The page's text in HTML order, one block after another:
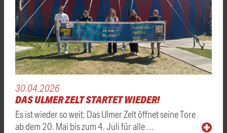
30.04.2026
DAS ULMER ZELT STARTET WIEDER!
Es ist wieder so weit. Das Ulmer Zelt öffnet seine Tore
ab dem 20. Mai bis zum 4. Juli für alle …